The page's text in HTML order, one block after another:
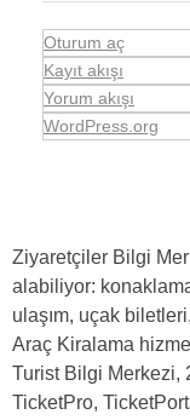
Oturum aç
Kayıt akışı
Yorum akışı
WordPress.org
Ziyaretçiler Bilgi
alabiliyor:
ulaşım, uçak
Araç Kiralama
Turist Bilgi Merkezi,
TicketPro,